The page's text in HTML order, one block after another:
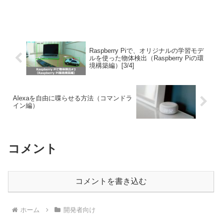
Raspberry Piで、オリジナルの学習モデ
ルを使った物体検出（Raspberry Piの環
境構築編）[3/4]
Alexaを自由に喋らせる方法（コマンドラ
イン編）
コメント
コメントを書き込む
ホーム 開発者向け